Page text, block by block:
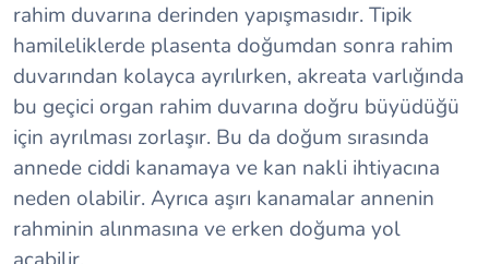
rahim duvarına derinden yapışmasıdır. Tipik
hamileliklerde plasenta doğumdan sonra rahim
duvarından kolayca ayrılırken, akreata varlığında
bu geçici organ rahim duvarına doğru büyüdüğü
için ayrılması zorlaşır. Bu da doğum sırasında
annede ciddi kanamaya ve kan nakli ihtiyacına
neden olabilir. Ayrıca aşırı kanamalar annenin
rahminin alınmasına ve erken doğuma yol